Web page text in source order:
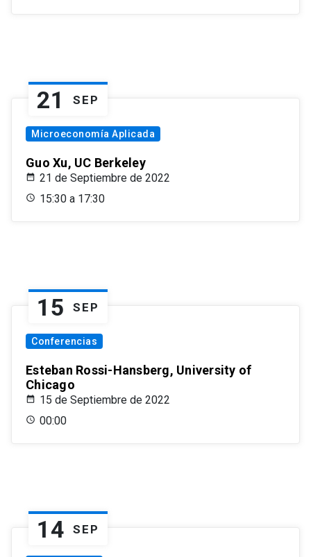
21 SEP
Microeconomía Aplicada
Guo Xu, UC Berkeley
21 de Septiembre de 2022
15:30 a 17:30
15 SEP
Conferencias
Esteban Rossi-Hansberg, University of
Chicago
15 de Septiembre de 2022
00:00
14 SEP